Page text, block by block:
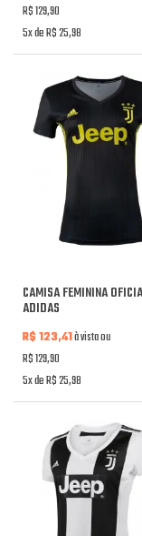
R$ 129,90
5x de R$ 25,98
CAMISA FEMININA
ADIDAS
R$ 123,41à vista ou
R$ 129,90
5x de R$ 25,98